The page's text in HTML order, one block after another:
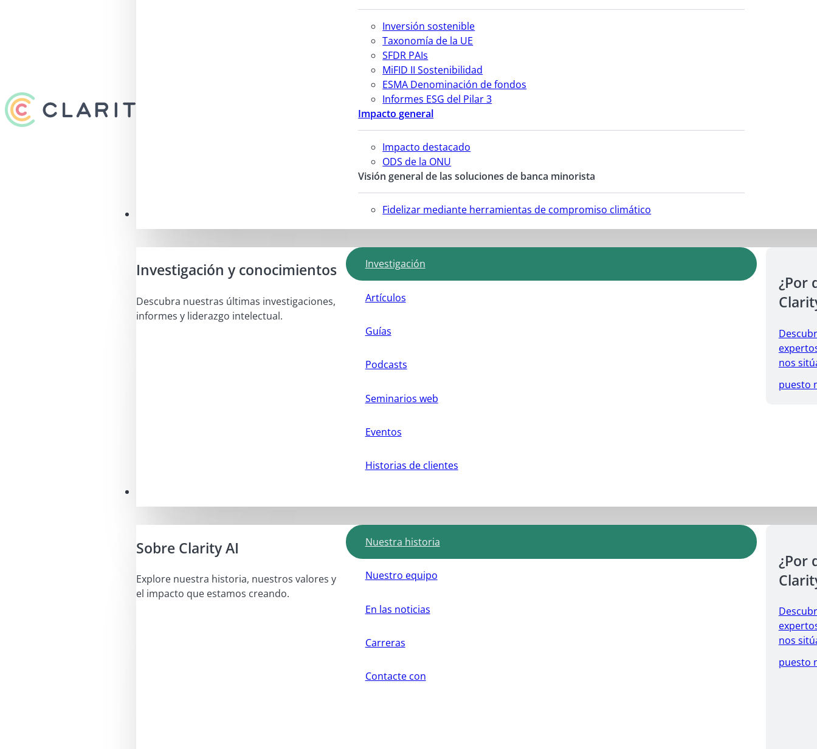
Inversión sostenible
Taxonomía de la UE
SFDR PAIs
MiFID II Sostenibilidad
ESMA Denominación de fondos
Informes ESG del Pilar 3
Impacto general
Impacto destacado
ODS de la ONU
Visión general de las soluciones de banca minorista
Fidelizar mediante herramientas de compromiso climático
Investigación y conocimientos
Descubra nuestras últimas investigaciones,
informes y liderazgo intelectual.
Investigación
Artículos
Guías
Podcasts
Seminarios web
Eventos
Historias de clientes
¿Por
nos
puesto
Sobre Clarity AI
Explore nuestra historia, nuestros valores y
el impacto que estamos creando.
Nuestra historia
Nuestro equipo
En las noticias
Carreras
Contacte con
¿Por
nos
puesto